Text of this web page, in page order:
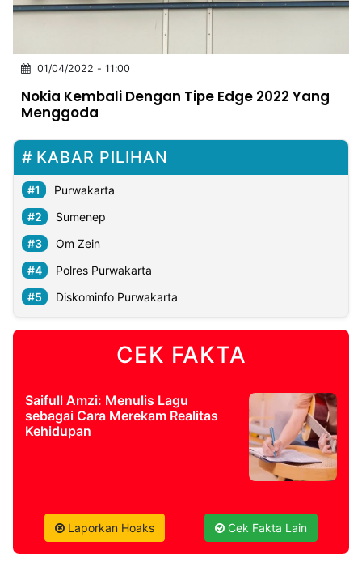
INDONESIA
Partner
Insight
Suara
Lens
Daily
Jalan
Idealita
Kita
Dinamikapost.com
Radar
Seedbacklink
Follow
Kabarbaru
Kabarbaru.co
2026
01/04/2022 - 11:00
Nokia Kembali Dengan Tipe Edge 2022 Yang
Menggoda
KABAR PILIHAN
Purwakarta
Sumenep
Om Zein
Polres Purwakarta
Diskominfo Purwakarta
CEK FAKTA
Saifull Amzi: Menulis Lagu
sebagai Cara Merekam Realitas
Kehidupan
Laporkan Hoaks Cek Fakta Lain